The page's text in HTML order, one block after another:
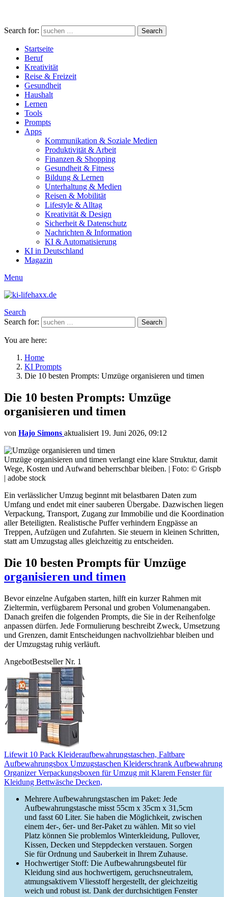
Search for: Search
Startseite
Beruf
Kreativität
Reise & Freizeit
Gesundheit
Haushalt
Lernen
Tools
Prompts
Apps
Kommunikation & Soziale Medien
Produktivität & Arbeit
Finanzen & Shopping
Gesundheit & Fitness
Bildung & Lernen
Unterhaltung & Medien
Reisen & Mobilität
Lifestyle & Alltag
Kreativität & Design
Sicherheit & Datenschutz
Nachrichten & Information
KI & Automatisierung
KI in Deutschland
Magazin
Menu
Search
Search for:
Search
You are here:
Home
KI Prompts
Die 10 besten Prompts: Umzüge organisieren und timen
Die 10 besten Prompts: Umzüge
organisieren und timen
von Hajo Simons aktualisiert 19. Juni 2026, 09:12
Umzüge organisieren und timen verlangt eine klare Struktur, damit
Wege, Kosten und Aufwand beherrschbar bleiben. | Foto: © Grispb
| adobe stock
Ein verlässlicher Umzug beginnt mit belastbaren Daten zum
Umfang und endet mit einer sauberen Übergabe. Dazwischen liegen
Verpackung, Transport, Zugang zur Immobilie und die Koordination
aller Beteiligten. Realistische Puffer verhindern Engpässe an
Treppen, Aufzügen und Zufahrten. Sie steuern in kleinen Schritten,
statt am Umzugstag alles gleichzeitig zu entscheiden.
Die 10 besten Prompts für Umzüge
organisieren und timen
Bevor einzelne Aufgaben starten, hilft ein kurzer Rahmen mit
Zieltermin, verfügbarem Personal und groben Volumenangaben.
Danach greifen die folgenden Prompts, die Sie in der Reihenfolge
anpassen dürfen. Jede Formulierung beschreibt Zweck, Umsetzung
und Grenzen, damit Entscheidungen nachvollziehbar bleiben und
der Umzugstag ruhig verläuft.
AngebotBestseller Nr. 1
Lifewit 10 Pack Kleideraufbewahrungstaschen, Faltbare
Aufbewahrungsbox Umzugstaschen Kleiderschrank Aufbewahrung
Organizer Verpackungsboxen für Umzug mit Klarem Fenster für
Kleidung Bettwäsche Decken,
Mehrere Aufbewahrungstaschen im Paket: Jede
Aufbewahrungstasche misst 55cm x 35cm x 31,5cm
und fasst 60 Liter. Sie haben die Möglichkeit, zwischen
einem 4er-, 6er- und 8er-Paket zu wählen. Mit so viel
Platz können Sie problemlos Winterkleidung, Pullover,
Kissen, Decken und Steppdecken verstauen. Sorgen
Sie für Ordnung und Sauberkeit in Ihrem Zuhause.
Hochwertiger Stoff: Die Aufbewahrungsbeutel für
Kleidung sind aus hochwertigem, geruchsneutralem,
atmungsaktivem Vliesstoff hergestellt, der gleichzeitig
weich und robust ist. Dank der durchsichtigen Fenster